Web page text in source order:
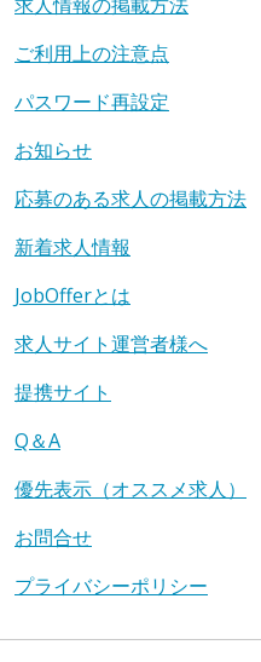
ご利用上の注意点
パスワード再設定
お知らせ
応募のある求人の掲載方法
新着求人情報
JobOfferとは
求人サイト運営者様へ
提携サイト
Q＆A
優先表示（オススメ求人）
お問合せ
プライバシーポリシー